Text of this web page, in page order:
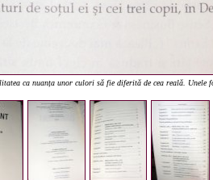
ca nuanța unor culori să fie diferită de cea reală.